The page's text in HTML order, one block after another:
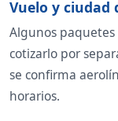
Vuelo y ciudad
Algunos
cotizarlo por
se confirma
horarios.